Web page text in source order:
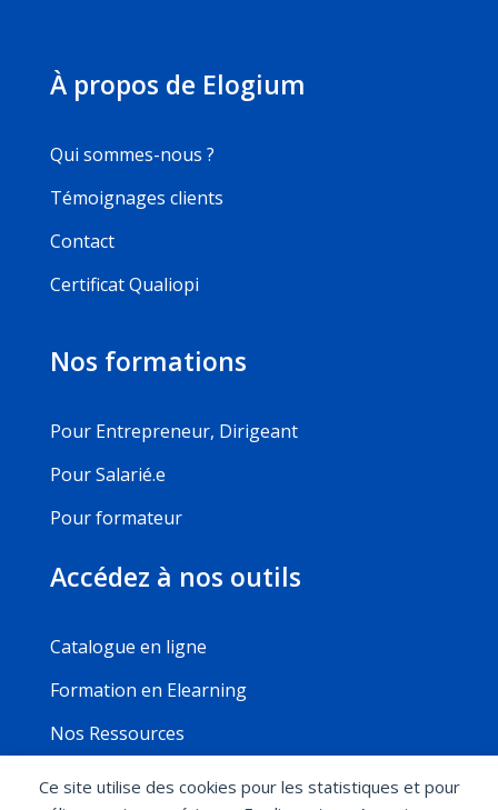
Ce site utilise des cookies pour les statistiques et pour
À propos de Elogium
Qui sommes-nous ?
Témoignages clients
Contact
Certificat Qualiopi
Nos formations
Pour Entrepreneur, Dirigeant
Pour Salarié.e
Pour formateur
Accédez à nos outils
Catalogue en ligne
Formation en Elearning
Nos Ressources